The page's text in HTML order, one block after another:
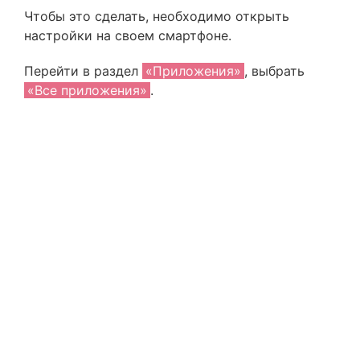
Чтобы это сделать, необходимо открыть
настройки на своем смартфоне.
Перейти в раздел «Приложения» , выбрать
«Все приложения» .